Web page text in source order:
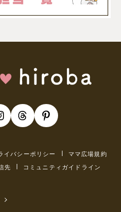
イバシーポリシー
ママ広場規約
先 コミュニティガイドライン